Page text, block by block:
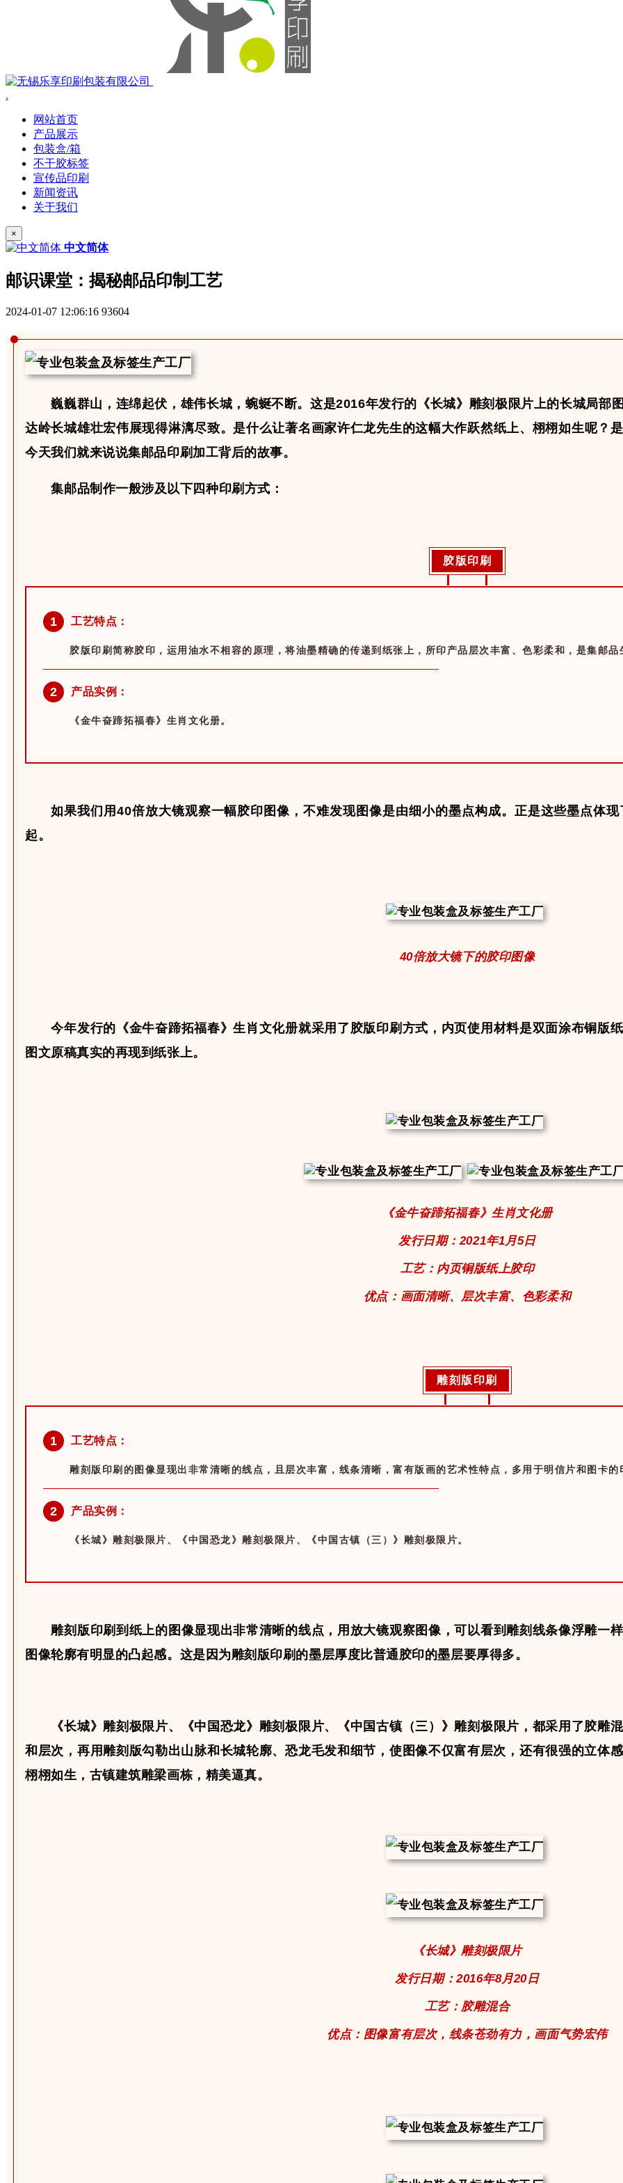
.
网站首页
产品展示
包装盒/箱
不干胶标签
宣传品印刷
新闻资讯
关于我们
×
中文简体
邮识课堂：揭秘邮品印制工艺
2024-01-07 12:06:16 93604
巍巍群山 ，连绵起伏，雄伟长城 ，蜿蜒不断。这是2016年发行的 《长城》雕刻极限片上的长城局部
达岭长城雄壮宏伟展现得淋漓尽致。是什么让著名画家许仁龙先生的这幅大作跃然纸上、栩栩如生呢？是
今天我们就来说说集邮品印刷加工背后的故事。
集邮品制作一般涉及以下四种印刷方式：
胶版印刷
1 工艺特点：
胶版印刷简称胶印，运用油水不相容的原理，将油墨精确的传递到纸张上，所印产品层次丰富、色彩柔和，是集邮品
2 产品实例：
《金牛奋蹄拓福春》生肖文化册。
如果我们用40倍放大镜观察一幅胶印图像，不难发现图像是由细小的墨点构成。正是这些墨点体现
起。
40倍放大镜下的胶印图像
今年发行的 《金牛奋蹄拓福春》生肖文化册就采用了胶版印刷方式，内页使用材料是双面涂布铜版
图文原稿真实的再现到纸张上。
《金牛奋蹄拓福春》生肖文化册
发行日期：2021年1月5日
工艺：内页铜版纸上胶印
优点：画面清晰、层次丰富、色彩柔和
雕刻版印刷
1 工艺特点：
雕刻版印刷的图像显现出非常清晰的线点，且层次丰富，线条清晰，富有版画的艺术性特点，多用于明信片和图卡的
2 产品实例：
《长城》雕刻极限片、《中国恐龙》雕刻极限片、《中国古镇（三）》雕刻极限片。
雕刻版印刷 到纸上的图像显现出非常清晰的线点 ，用放大镜观察图像，可以看到雕刻线条像浮雕一
图像轮廓有明显的凸起感。这是因为雕刻版印刷的墨层厚度比普通胶印的墨层要厚得多。
《长城》雕刻极限片、 《中国恐龙》雕刻极限片、 《中国古镇（三）》雕刻极限片 ，都采用了胶雕
和层次，再用雕刻版勾勒出山脉和长城轮廓、恐龙毛发和细节，使图像不仅富有层次，还有很强的立体感
栩栩如生，古镇建筑雕梁画栋，精美逼真。
《长城》雕刻极限片
发行日期：2016年8月20日
工艺：胶雕混合
优点： 图像富有层次，线条苍劲有力，画面气势宏伟